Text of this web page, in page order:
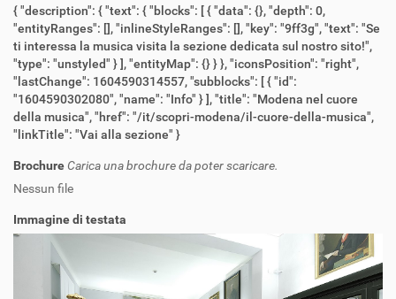
{ "description": { "text": { "blocks": [ { "data": {}, "depth": 0,
"entityRanges": [], "inlineStyleRanges": [], "key": "9ff3g", "text": "Se
ti interessa la musica visita la sezione dedicata sul nostro sito!",
"type": "unstyled" } ], "entityMap": {} } }, "iconsPosition": "right",
"lastChange": 1604590314557, "subblocks": [ { "id":
"1604590302080", "name": "Info" } ], "title": "Modena nel cuore
della musica", "href": "/it/scopri-modena/il-cuore-della-musica",
"linkTitle": "Vai alla sezione" }
BrochureCarica una brochure da poter scaricare.
Nessun file
Immagine di testata